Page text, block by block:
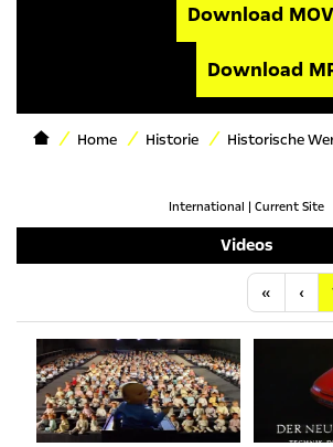
Download MOV
Download
Home Historie Historische
International | Current Site
Videos
« Anfang
‹